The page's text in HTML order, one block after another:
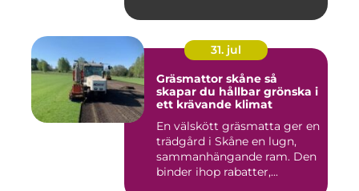
31. jul
Gräsmattor skåne så
skapar du hållbar grönska i
ett krävande klimat
En välskött gräsmatta ger en
trädgård i Skåne en lugn,
sammanhängande ram. Den
binder ihop rabatter,...